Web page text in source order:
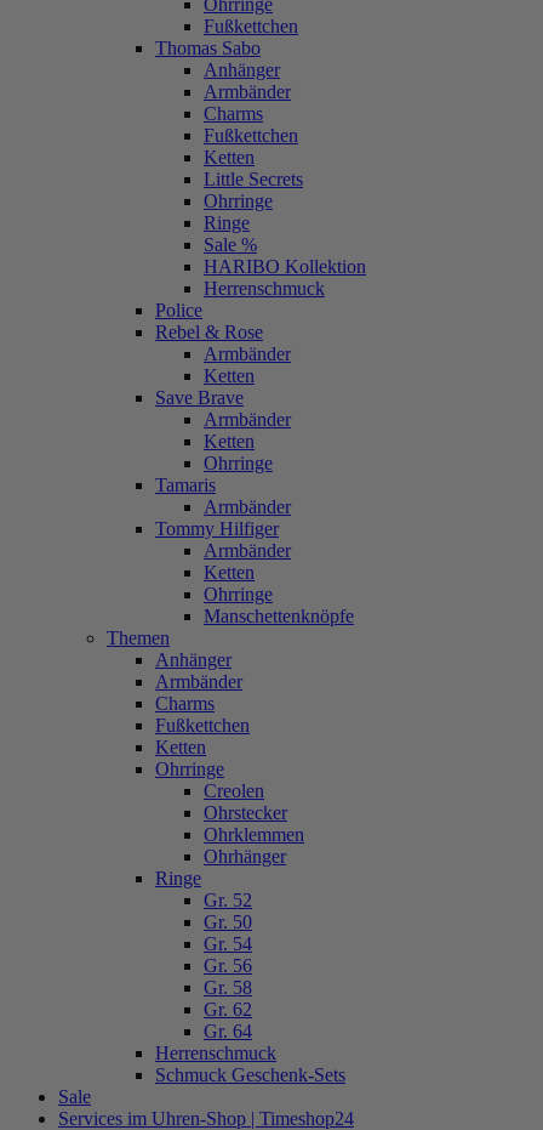
Ohrringe
Fußkettchen
Thomas Sabo
Anhänger
Armbänder
Charms
Fußkettchen
Ketten
Little Secrets
Ohrringe
Ringe
Sale %
HARIBO Kollektion
Herrenschmuck
Police
Rebel & Rose
Armbänder
Ketten
Save Brave
Armbänder
Ketten
Ohrringe
Tamaris
Armbänder
Tommy Hilfiger
Armbänder
Ketten
Ohrringe
Manschettenknöpfe
Themen
Anhänger
Armbänder
Charms
Fußkettchen
Ketten
Ohrringe
Creolen
Ohrstecker
Ohrklemmen
Ohrhänger
Ringe
Gr. 52
Gr. 50
Gr. 54
Gr. 56
Gr. 58
Gr. 62
Gr. 64
Herrenschmuck
Schmuck Geschenk-Sets
Sale
Services im Uhren-Shop | Timeshop24